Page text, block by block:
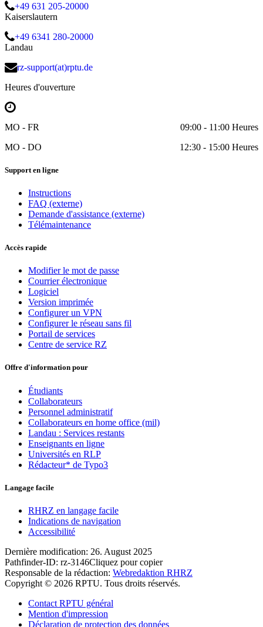
+49 631 205-20000
Kaiserslautern
+49 6341 280-20000
Landau
rz-support(at)rptu.de
Heures d'ouverture
MO - FR
09:00 - 11:00 Heures
MO - DO
12:30 - 15:00 Heures
Support en ligne
Instructions
FAQ (externe)
Demande d'assistance (externe)
Télémaintenance
Accès rapide
Modifier le mot de passe
Courrier électronique
Logiciel
Version imprimée
Configurer un VPN
Configurer le réseau sans fil
Portail de services
Centre de service RZ
Offre d'information pour
Étudiants
Collaborateurs
Personnel administratif
Collaborateurs en home office (mil)
Landau : Services restants
Enseignants en ligne
Universités en RLP
Rédacteur* de Typo3
Langage facile
RHRZ en langage facile
Indications de navigation
Accessibilité
Dernière modification: 26. August 2025
Pathfinder-ID: rz-3146Cliquez pour copier
Responsable de la rédaction: Webredaktion RHRZ
Copyright © 2026 RPTU. Tous droits réservés.
Contact RPTU général
Mention d'impression
Déclaration de protection des données